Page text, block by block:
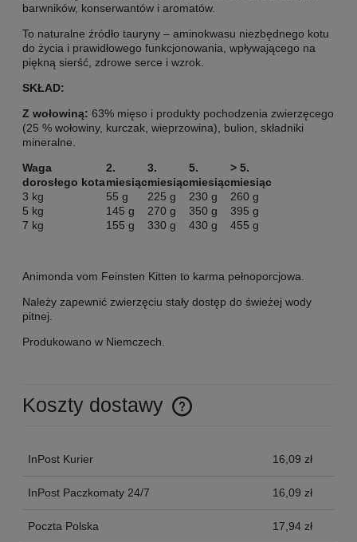
barwników, konserwantów i aromatów.
To naturalne źródło tauryny – aminokwasu niezbędnego kotu
do życia i prawidłowego funkcjonowania, wpływającego na
piękną sierść, zdrowe serce i wzrok.
SKŁAD:
Z wołowiną: 63% mięso i produkty pochodzenia zwierzęcego
(25 % wołowiny, kurczak, wieprzowina), bulion, składniki
mineralne.
Waga
dorosłego kota
2.
miesiąc
3.
miesiąc
5.
miesiąc
> 5.
miesiąc
3 kg
55 g 225 g 230 g
260 g
5 kg
145 g 270 g 350 g
395 g
7 kg
155 g 330 g 430 g 455 g
Animonda vom Feinsten Kitten to karma pełnoporcjowa.
Należy zapewnić zwierzęciu stały dostęp do świeżej wody
pitnej.
Produkowano w Niemczech.
Koszty dostawy
Cena nie zawiera ewentualnych kosztów płatności
InPost Kurier 16,09 zł
InPost Paczkomaty 24/7 16,09 zł
Poczta Polska 17,94 zł